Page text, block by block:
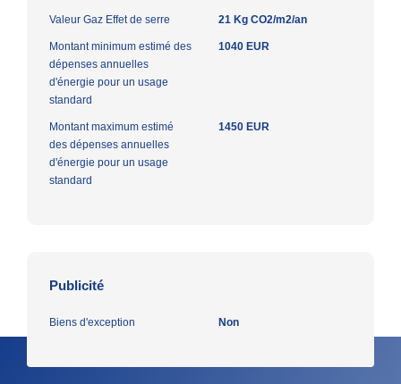
Valeur Gaz Effet de serre 21 Kg CO2/m2/an
Montant minimum estimé des
dépenses annuelles
d'énergie pour un usage
standard
1040 EUR
Montant maximum estimé
des dépenses annuelles
d'énergie pour un usage
standard
1450 EUR
Publicité
Biens d'exception Non